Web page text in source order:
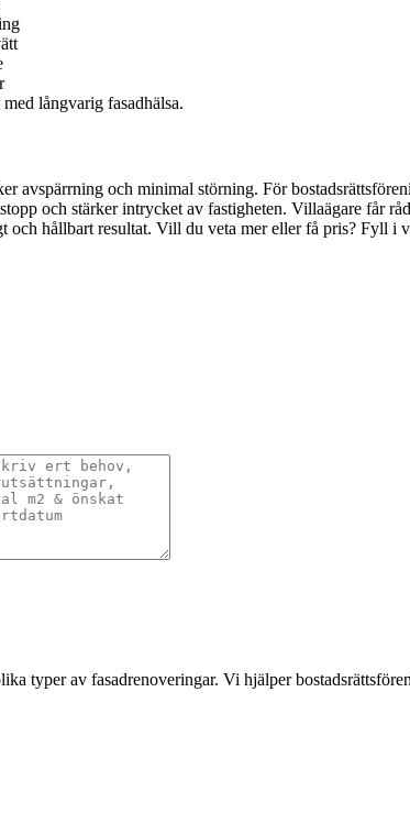
långvarig fasadhälsa.
avspärrning och minimal störning. För
och stärker intrycket av fastigheten. Villaägare får
och hållbart resultat. Vill du veta mer eller få pris? Fyll
typer av fasadrenoveringar. Vi hjälper